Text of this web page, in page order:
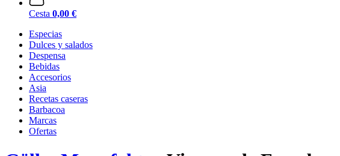
Cesta 0,00 €
Especias
Dulces y salados
Despensa
Bebidas
Accesorios
Asia
Recetas caseras
Barbacoa
Marcas
Ofertas